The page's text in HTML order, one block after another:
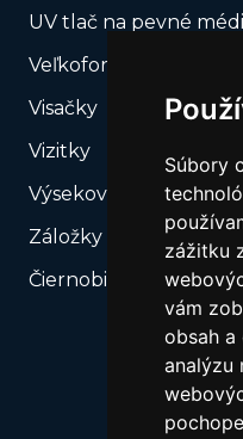
Súbory
zážitku
vám
obsah a
analýzu
UV tlač na pevné
Veľkoformátová tlač
Visačky
Vizitky
Výsekové produkty –
Záložky do kníh
Čiernobiela tlač